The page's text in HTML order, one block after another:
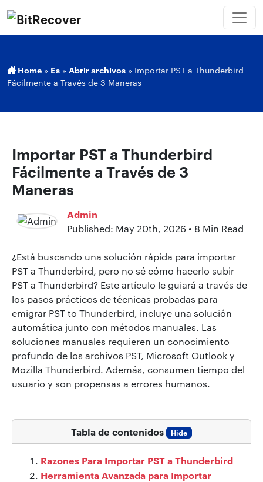
Home » Es » Abrir archivos » Importar PST a Thunderbird
Fácilmente a Través de 3 Maneras
Importar PST a Thunderbird
Fácilmente a Través de 3
Maneras
Admin
Published: May 20th, 2026 • 8 Min Read
¿Está buscando una solución rápida para importar
PST a Thunderbird, pero no sé cómo hacerlo subir
PST a Thunderbird? Este artículo le guiará a través de
los pasos prácticos de técnicas probadas para
emigrar PST to Thunderbird, incluye una solución
automática junto con métodos manuales. Las
soluciones manuales requieren un conocimiento
profundo de los archivos PST, Microsoft Outlook y
Mozilla Thunderbird. Además, consumen tiempo del
usuario y son propensas a errores humanos.
Tabla de contenidos Hide
Razones Para Importar PST a Thunderbird
Herramienta Avanzada para Importar